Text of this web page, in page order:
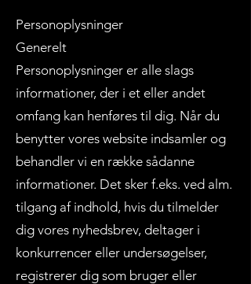
Personoplysninger
Generelt
Personoplysninger er alle slags
informationer, der i et eller andet
omfang kan henføres til dig. Når du
benytter vores website indsamler og
behandler vi en række sådanne
informationer. Det sker f.eks. ved alm.
tilgang af indhold, hvis du tilmelder
dig vores nyhedsbrev, deltager i
konkurrencer eller undersøgelser,
registrerer dig som bruger eller